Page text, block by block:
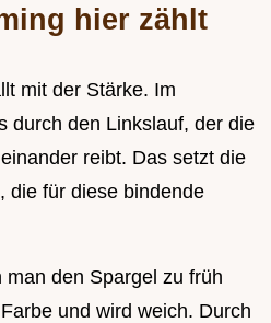
hier zählt
mit der Stärke. Im
durch den Linkslauf, der die
reibt. Das setzt die
die für diese bindende
man den Spargel zu früh
und wird weich. Durch